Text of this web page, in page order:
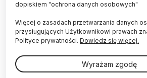
Zespół policystycznych jajników
zaburzenie hormonalne dotyczące
kobiet. Jego typowe objawy to
charakterystyczny obraz jajników z
pęcherzykami w USG. Dotknięte
dopiskiem "ochrona danych osobowych"
Więcej o zasadach przetwarzania danych
przysługujących Użytkownikowi prawach
Polityce prywatności. Dowiedz się więcej.
Wyrażam zgodę